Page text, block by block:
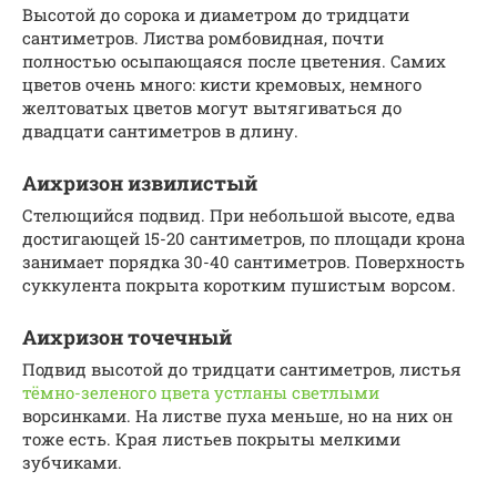
Высотой до сорока и диаметром до тридцати
сантиметров. Листва ромбовидная, почти
полностью осыпающаяся после цветения. Самих
цветов очень много: кисти кремовых, немного
желтоватых цветов могут вытягиваться до
двадцати сантиметров в длину.
Аихризон извилистый
Стелющийся подвид. При небольшой высоте, едва
достигающей 15-20 сантиметров, по площади крона
занимает порядка 30-40 сантиметров. Поверхность
суккулента покрыта коротким пушистым ворсом.
Аихризон точечный
Подвид высотой до тридцати сантиметров, листья
тёмно-зеленого цвета устланы светлыми
ворсинками. На листве пуха меньше, но на них он
тоже есть. Края листьев покрыты мелкими
зубчиками.